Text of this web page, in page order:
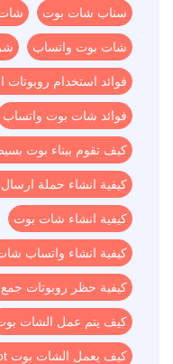
سناب شات بوت شات
شات بوت واتساب
فوائد استخدام روبوتات
فوائد شات بوت واتساب
كيف تقوم ببناء بوت
كيفية انشاء حملة
كيفية انشاء شات بوت
كيفية انشاء واتساب
كيفية حظر روبوتات جمع
كيف يتم عمل الشات
كيف يعمل الشات بوت Chatbot